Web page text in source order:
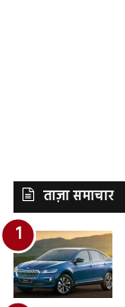
ताज़ा समाचार